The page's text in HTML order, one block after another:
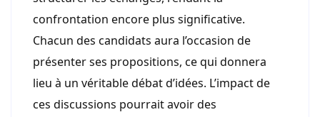
confrontation encore plus significative.
Chacun des candidats aura l’occasion de
présenter ses propositions, ce qui donnera
lieu à un véritable débat d’idées. L’impact de
ces discussions pourrait avoir des